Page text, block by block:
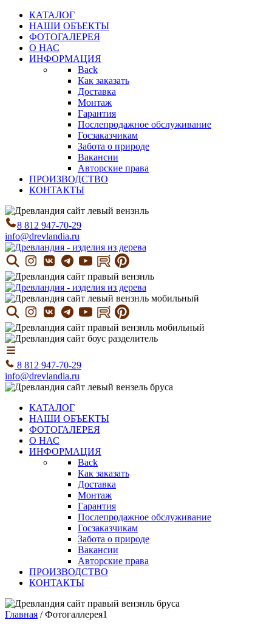
КАТАЛОГ
НАШИ ОБЪЕКТЫ
ФОТОГАЛЕРЕЯ
О НАС
ИНФОРМАЦИЯ
Back
Как заказать
Доставка
Монтаж
Гарантия
Послепродажное обслуживание
Госзаказчикам
Забота о природе
Вакансии
Авторские права
ПРОИЗВОДСТВО
КОНТАКТЫ
8 812 947-70-29
info@drevlandia.ru
8 812 947-70-29
info@drevlandia.ru
КАТАЛОГ
НАШИ ОБЪЕКТЫ
ФОТОГАЛЕРЕЯ
О НАС
ИНФОРМАЦИЯ
Back
Как заказать
Доставка
Монтаж
Гарантия
Послепродажное обслуживание
Госзаказчикам
Забота о природе
Вакансии
Авторские права
ПРОИЗВОДСТВО
КОНТАКТЫ
Главная /Фотогаллерея1